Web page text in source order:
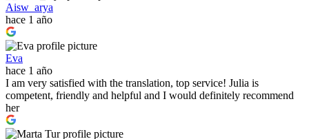
Aisw_arya
hace 1 año
Eva
hace 1 año
I am very satisfied with the translation, top service! Julia is
competent, friendly and helpful and I would definitely recommend
her